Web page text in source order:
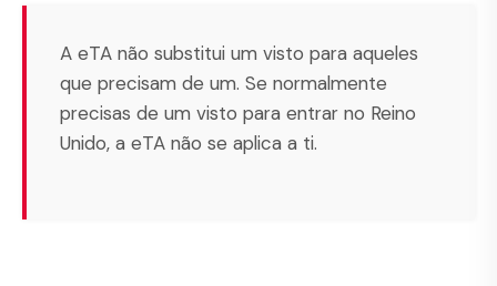
A eTA não substitui um visto para aqueles
que precisam de um. Se normalmente
precisas de um visto para entrar no Reino
Unido, a eTA não se aplica a ti.